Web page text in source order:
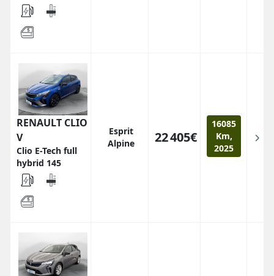
RENAULT CLIO
V
Clio E-Tech full
hybrid 145
Esprit
Alpine
22 405€
16085
Km,
2025